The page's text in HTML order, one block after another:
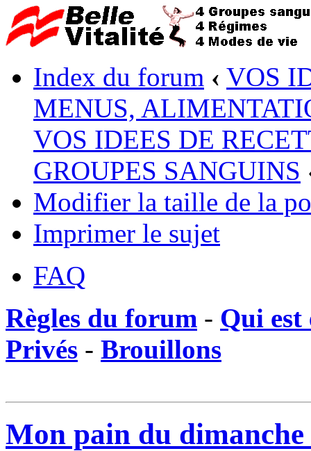
Index du forum ‹ VOS
MENUS,
VOS IDEES DE
GROUPES SANGUINS
Modifier la taille de la
Imprimer le sujet
FAQ
Règles du forum - Qui est
Privés - Brouillons
Mon pain du dimanche